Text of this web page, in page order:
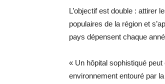
L’objectif est double : attirer
populaires de la région et
pays dépensent chaque
« Un hôpital sophistiqué
environnement entouré par